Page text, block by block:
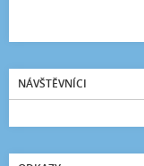
NÁVŠTĚVNÍCI